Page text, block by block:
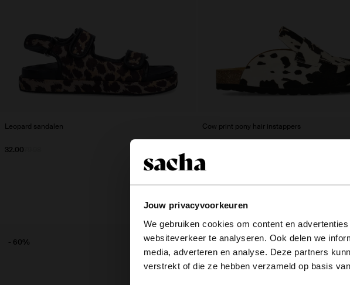
Jouw privacyvoorkeuren
We gebruiken cookies om content en
websiteverkeer te analyseren. Ook delen we
media, adverteren en analyse. Deze partners
verstrekt of die ze hebben verzameld op basis
Leopard sandalen
32.00
Cow print pony hair instappers
- 60% - 60%
View this
It looks like your
switch to English?